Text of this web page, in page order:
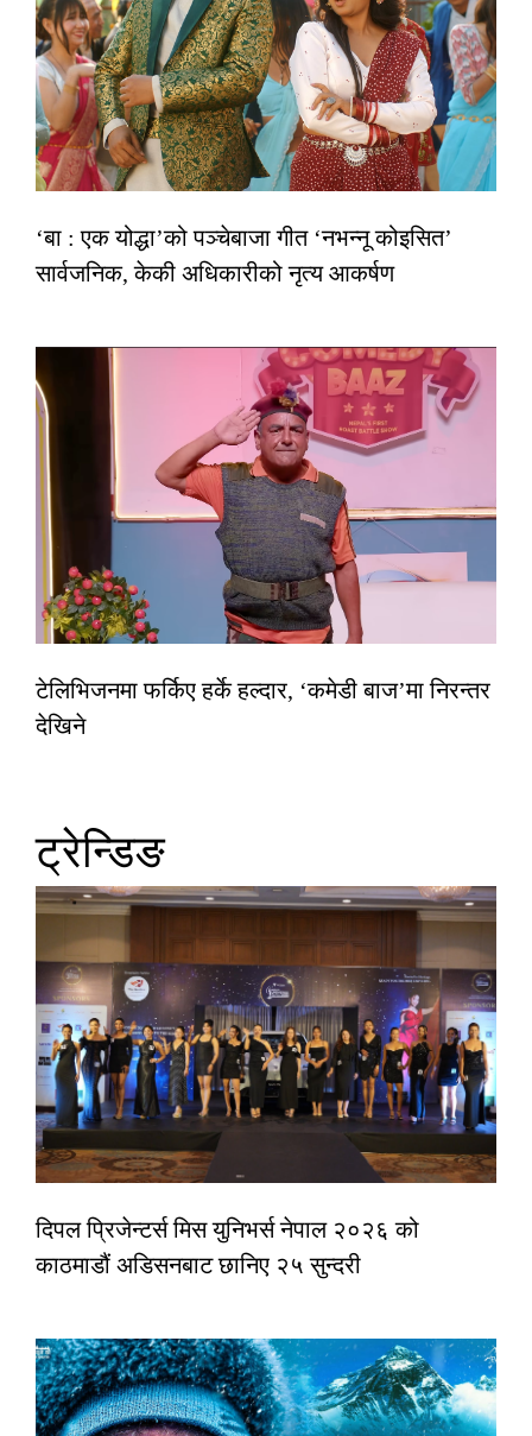
‘बा : एक योद्धा’को पञ्चेबाजा गीत ‘नभन्नू कोइसित’
सार्वजनिक, केकी अधिकारीको नृत्य आकर्षण
टेलिभिजनमा फर्किए हर्के हल्दार, ‘कमेडी बाज’मा निरन्तर
देखिने
ट्रेन्डिङ
दिपल प्रिजेन्टर्स मिस युनिभर्स नेपाल २०२६ को
काठमाडौं अडिसनबाट छानिए २५ सुन्दरी